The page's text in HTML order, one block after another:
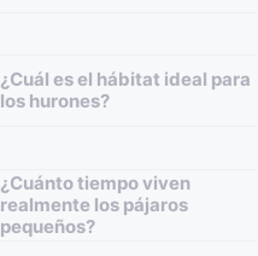
¿Cuál es el hábitat ideal para
los hurones?
¿Cuánto tiempo viven
realmente los pájaros
pequeños?